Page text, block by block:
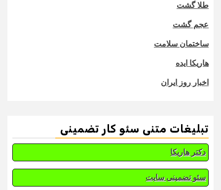
طلا گشت
عجم گشت
ساختمان سلامت
هاریکا ایده
اخبار روز ایران
تبلیغات متنی سئو کار تضمینی
دکتر هاریکا
سئو تضمینی سایت